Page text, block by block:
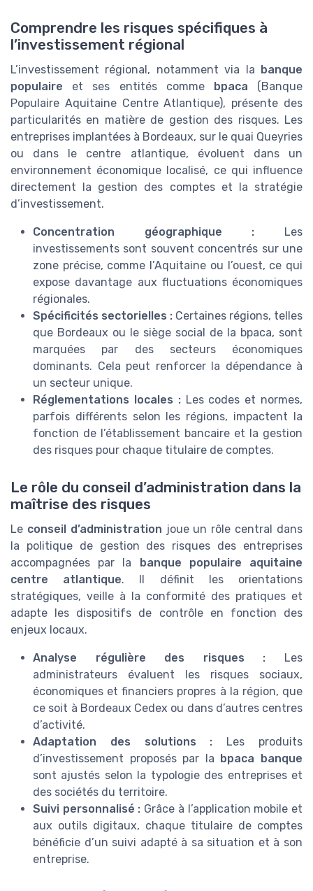
Comprendre les risques spécifiques à
l’investissement régional
L’investissement régional, notamment via la banque
populaire et ses entités comme bpaca (Banque
Populaire Aquitaine Centre Atlantique), présente des
particularités en matière de gestion des risques. Les
entreprises implantées à Bordeaux, sur le quai Queyries
ou dans le centre atlantique, évoluent dans un
environnement économique localisé, ce qui influence
directement la gestion des comptes et la stratégie
d’investissement.
Concentration géographique : Les
investissements sont souvent concentrés sur une
zone précise, comme l’Aquitaine ou l’ouest, ce qui
expose davantage aux fluctuations économiques
régionales.
Spécificités sectorielles : Certaines régions, telles
que Bordeaux ou le siège social de la bpaca, sont
marquées par des secteurs économiques
dominants. Cela peut renforcer la dépendance à
un secteur unique.
Réglementations locales :Les codes et normes,
parfois différents selon les régions, impactent la
fonction de l’établissement bancaire et la gestion
des risques pour chaque titulaire de comptes.
Le rôle du conseil d’administration dans la
maîtrise des risques
Le conseil d’administration joue un rôle central dans
la politique de gestion des risques des entreprises
accompagnées par la banque populaire aquitaine
centre atlantique. Il définit les orientations
stratégiques, veille à la conformité des pratiques et
adapte les dispositifs de contrôle en fonction des
enjeux locaux.
Analyse régulière des risques : Les
administrateurs évaluent les risques sociaux,
économiques et financiers propres à la région, que
ce soit à Bordeaux Cedex ou dans d’autres centres
d’activité.
Adaptation des solutions : Les produits
d’investissement proposés par la bpaca banque
sont ajustés selon la typologie des entreprises et
des sociétés du territoire.
Suivi personnalisé : Grâce à l’application mobile et
aux outils digitaux, chaque titulaire de comptes
bénéficie d’un suivi adapté à sa situation et à son
entreprise.